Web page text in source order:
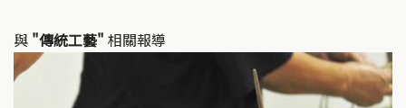
與 "傳統工藝" 相關報導